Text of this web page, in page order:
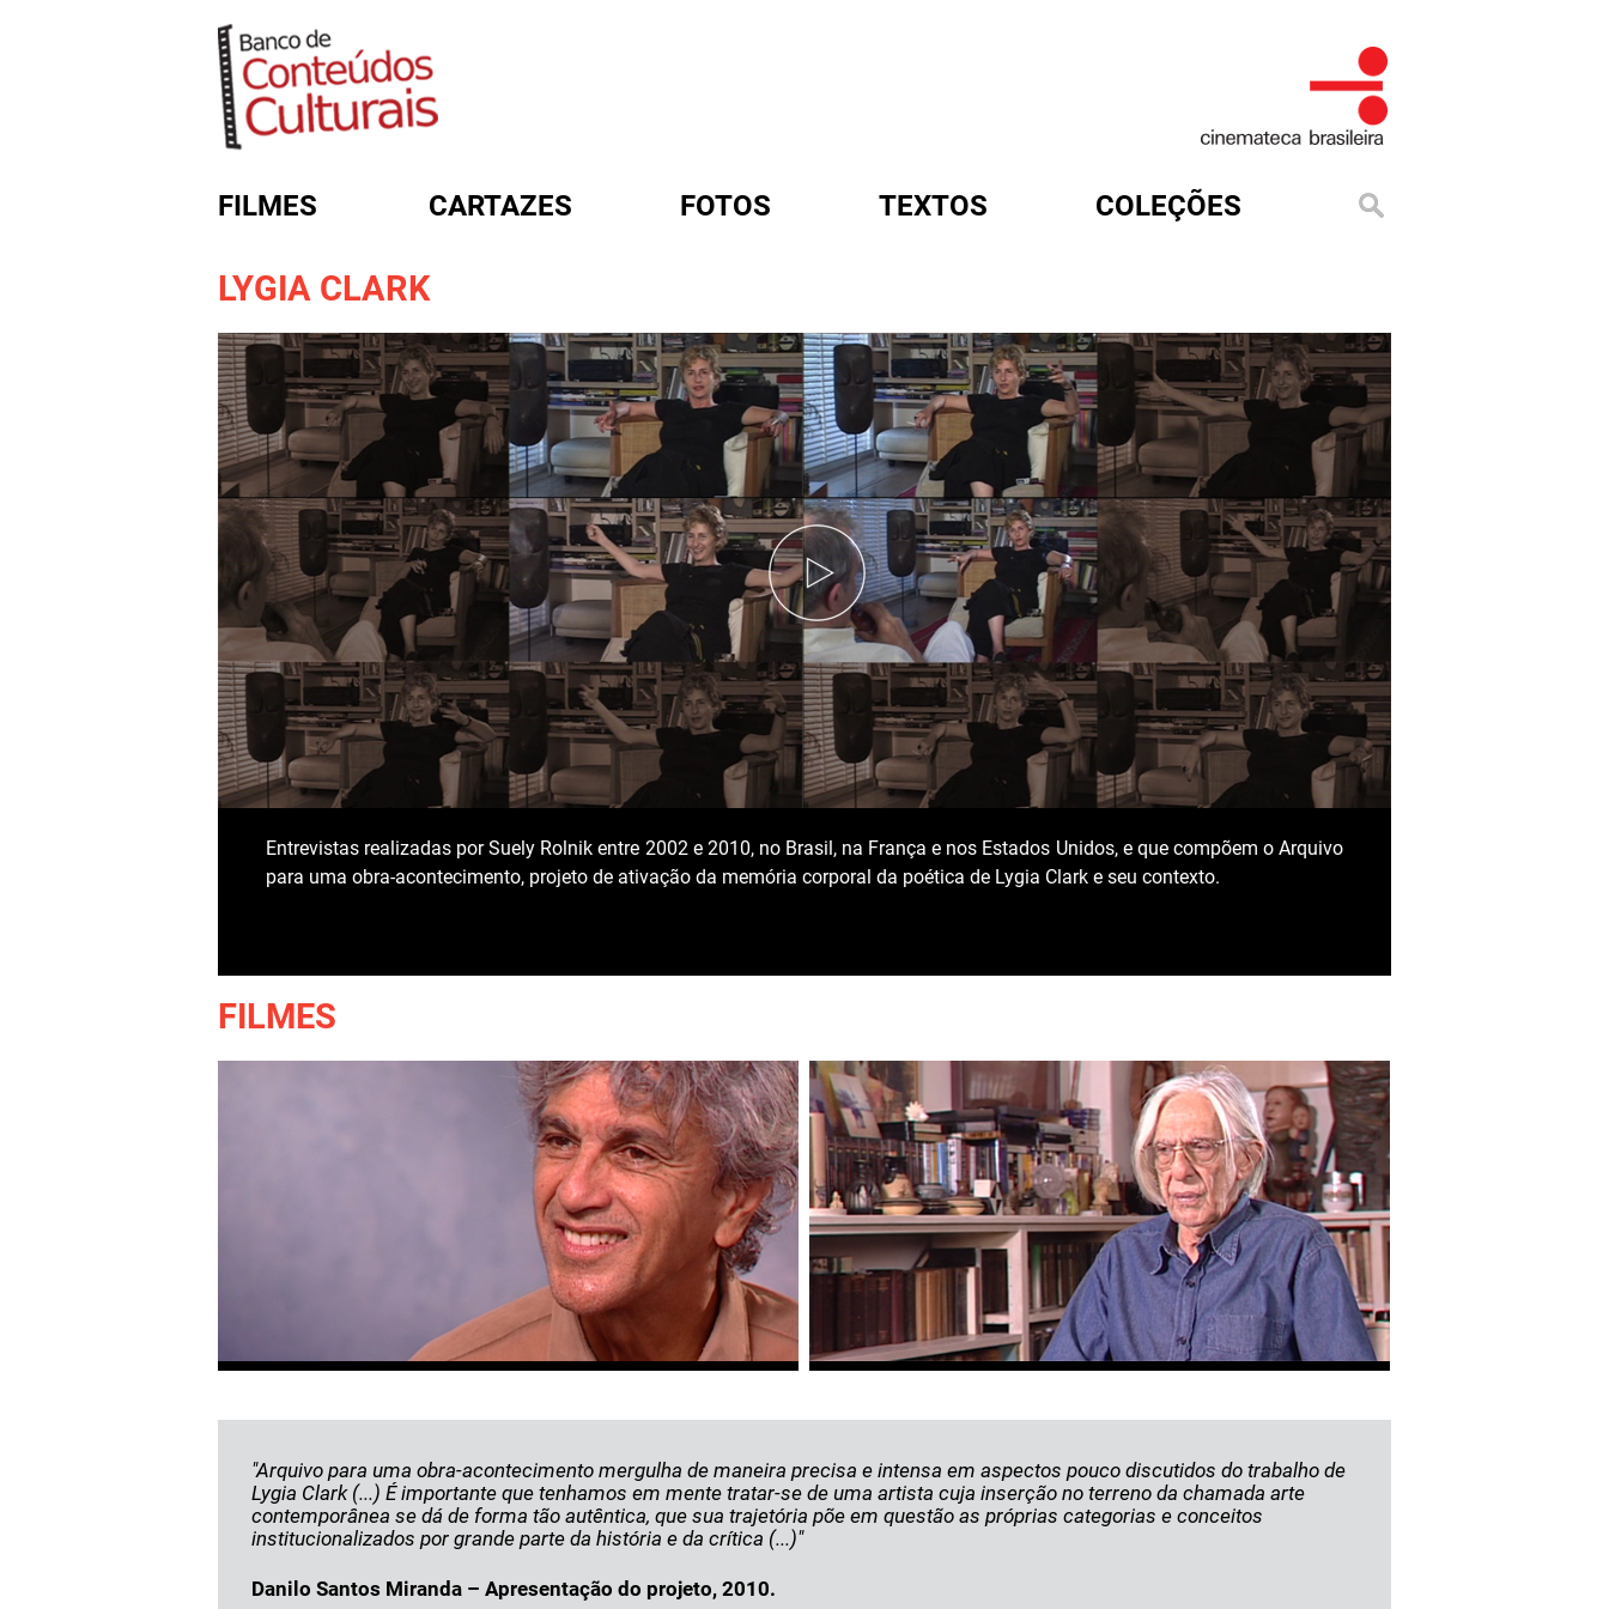
FILMES CARTAZES FOTOS TEXTOS COLEÇÕES
LYGIA CLARK
Entrevistas realizadas por Suely Rolnik entre 2002 e 2010, no Brasil, na França e nos Estados Unidos, e que compõem o Arquivo
para uma obra-acontecimento, projeto de ativação da memória corporal da poética de Lygia Clark e seu contexto.
FILMES
"Arquivo para uma obra-acontecimento mergulha de maneira precisa e intensa em aspectos pouco discutidos do trabalho de
Lygia Clark (...) É importante que tenhamos em mente tratar-se de uma artista cuja inserção no terreno da chamada arte
contemporânea se dá de forma tão autêntica, que sua trajetória põe em questão as próprias categorias e conceitos
institucionalizados por grande parte da história e da crítica (...)"
Danilo Santos Miranda – Apresentação do projeto, 2010.